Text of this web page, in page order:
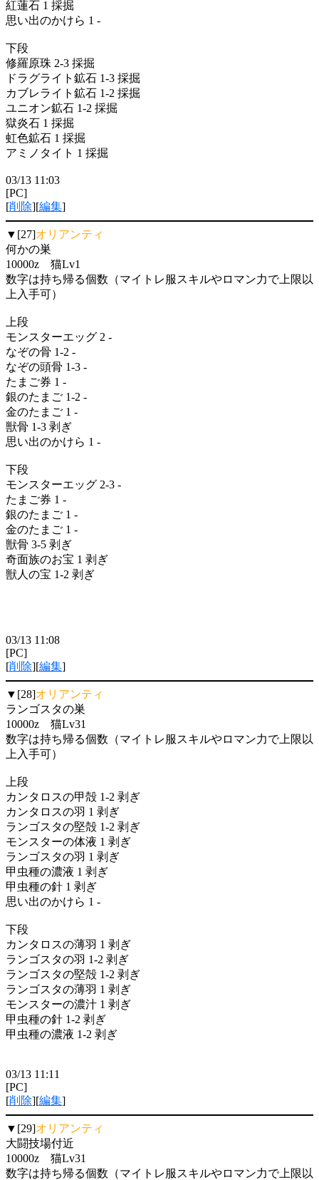
紅蓮石 1 採掘
思い出のかけら 1 -
下段
修羅原珠 2-3 採掘
ドラグライト鉱石 1-3 採掘
カブレライト鉱石 1-2 採掘
ユニオン鉱石 1-2 採掘
獄炎石 1 採掘
虹色鉱石 1 採掘
アミノタイト 1 採掘
03/13 11:03
[PC]
[削除][編集]
▼[27]オリアンティ
何かの巣
10000z 猫Lv1
数字は持ち帰る個数（マイトレ服スキルやロマン力で上限以
上入手可）
上段
モンスターエッグ 2 -
なぞの骨 1-2 -
なぞの頭骨 1-3 -
たまご券 1 -
銀のたまご 1-2 -
金のたまご 1 -
獣骨 1-3 剥ぎ
思い出のかけら 1 -
下段
モンスターエッグ 2-3 -
たまご券 1 -
銀のたまご 1 -
金のたまご 1 -
獣骨 3-5 剥ぎ
奇面族のお宝 1 剥ぎ
獣人の宝 1-2 剥ぎ
03/13 11:08
[PC]
[削除][編集]
▼[28]オリアンティ
ランゴスタの巣
10000z 猫Lv31
数字は持ち帰る個数（マイトレ服スキルやロマン力で上限以
上入手可）
上段
カンタロスの甲殻 1-2 剥ぎ
カンタロスの羽 1 剥ぎ
ランゴスタの堅殻 1-2 剥ぎ
モンスターの体液 1 剥ぎ
ランゴスタの羽 1 剥ぎ
甲虫種の濃液 1 剥ぎ
甲虫種の針 1 剥ぎ
思い出のかけら 1 -
下段
カンタロスの薄羽 1 剥ぎ
ランゴスタの羽 1-2 剥ぎ
ランゴスタの堅殻 1-2 剥ぎ
ランゴスタの薄羽 1 剥ぎ
モンスターの濃汁 1 剥ぎ
甲虫種の針 1-2 剥ぎ
甲虫種の濃液 1-2 剥ぎ
03/13 11:11
[PC]
[削除][編集]
▼[29]オリアンティ
大闘技場付近
10000z 猫Lv31
数字は持ち帰る個数（マイトレ服スキルやロマン力で上限以